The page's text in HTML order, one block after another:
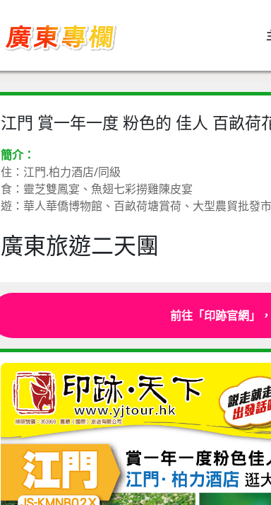
江門 賞一年一度 粉色的 佳人 百畝荷
簡介：
住：江門.柏力酒店/同級
食：靈芝雙鳳宴、魚翅七彩撈雞陳皮宴
遊：華人華僑博物館、百畝荷塘賞荷、大型農貿批發
廣東旅遊二天團
前往「印跡官網」